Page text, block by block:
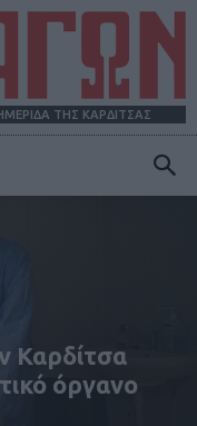
ΤΗΣ ΚΑΡΔΙΤΣΑΣ
Καρδίτσα
όργανο